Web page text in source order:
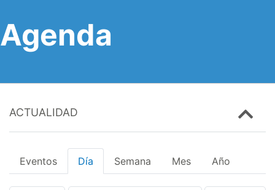
Agenda
ACTUALIDAD
Eventos Día Semana Mes Año